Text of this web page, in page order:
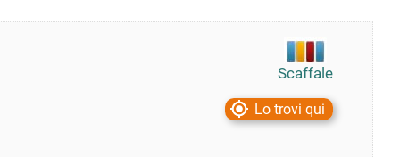
Scaffale
Lo trovi qui